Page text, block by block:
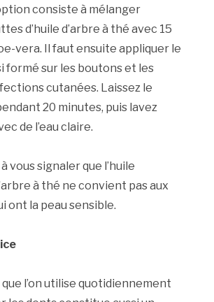
consiste à mélanger
d’huile d’arbre à thé avec 15
vera. Il faut ensuite appliquer le
formé sur les boutons et les
cutanées. Laissez le
20 minutes, puis lavez
de l’eau claire.
vous signaler que l’huile
à thé ne convient pas aux
ont la peau sensible.
l’on utilise quotidiennement